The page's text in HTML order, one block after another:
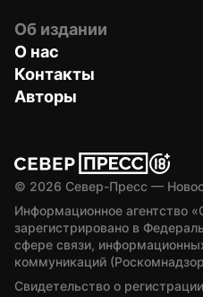
Об издании
О нас
Контакты
Авторы
© 2026 Север-Пресс —
Информационное агентство
зарегистрировано в
сфере связи,
коммуникаций
Свидетельство о